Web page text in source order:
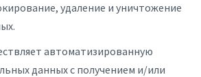
удаление и уничтожение
автоматизированную
данных с получением и/или